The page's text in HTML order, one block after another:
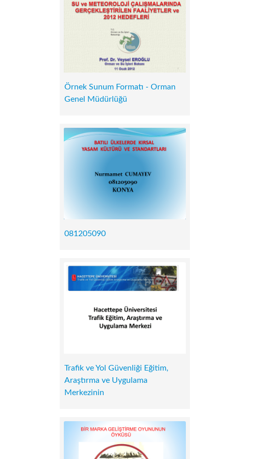
Örnek Sunum Formatı - Orman
Genel Müdürlüğü
081205090
Trafik ve Yol Güvenliği Eğitim,
Araştırma ve Uygulama
Merkezinin